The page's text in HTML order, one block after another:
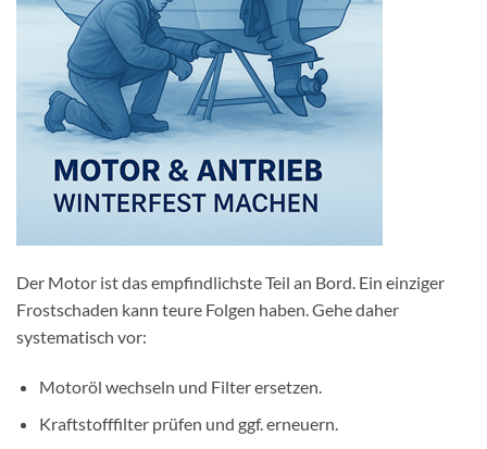
Der Motor ist das empfindlichste Teil an Bord. Ein einziger
Frostschaden kann teure Folgen haben. Gehe daher
systematisch vor:
Motoröl wechseln und Filter ersetzen.
Kraftstofffilter prüfen und ggf. erneuern.